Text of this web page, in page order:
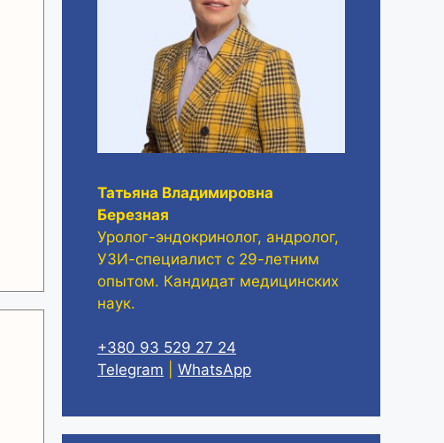
Татьяна Владимировна
Березная
Уролог-эндокринолог, андролог,
УЗИ-специалист с 29-летним
опытом. Кандидат медицинских
наук.
+380 93 529 27 24
Telegram
WhatsApp